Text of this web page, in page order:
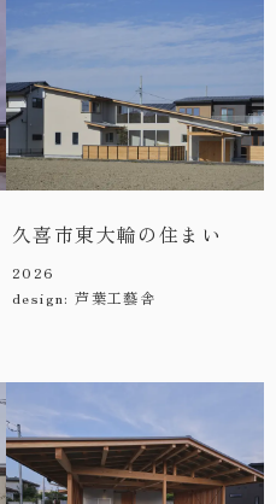
久喜市東大輪の住まい
2026
design: 芦葉工藝舎